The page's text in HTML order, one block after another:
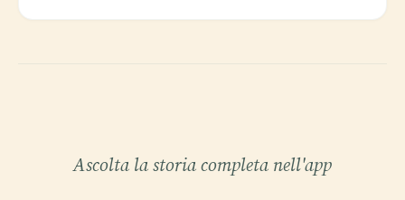
Ascolta la storia completa nell'app